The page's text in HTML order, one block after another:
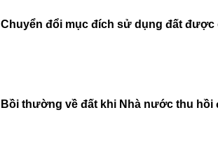
Chuyển đổi mục đích sử dụng đất
Bồi thường về đất khi Nhà nước thu hồi